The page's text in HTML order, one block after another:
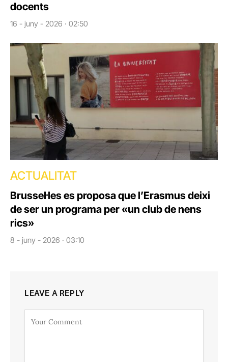
docents
16 - juny - 2026 · 02:50
ACTUALITAT
Brussel·les es proposa que l’Erasmus deixi
de ser un programa per «un club de nens
rics»
8 - juny - 2026 · 03:10
LEAVE A REPLY